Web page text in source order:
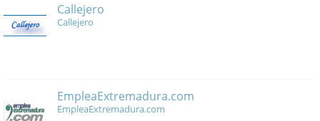
Callejero
Callejero
EmpleaExtremadura.com
EmpleaExtremadura.com